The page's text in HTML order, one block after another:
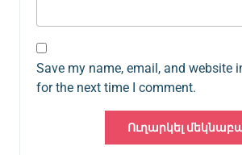
Save my name, email, and website
for the next time I comment.